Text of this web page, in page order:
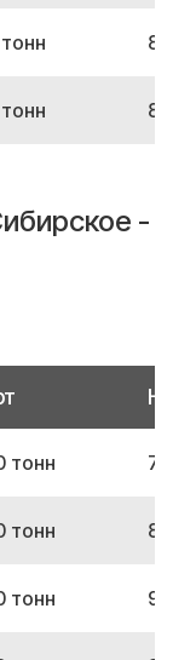
-
тонн
тонн
тонн